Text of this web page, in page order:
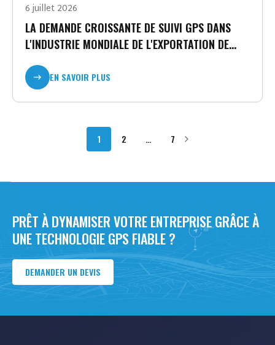
6 juillet 2026
LA DEMANDE CROISSANTE DE SUIVI GPS DANS
L'INDUSTRIE MONDIALE DE L'EXPORTATION DE
EN SAVOIR PLUS
N
A
T
I
O
1 2 … 7
PRÊT À DYNAMISER VOTRE ENTREPRISE GRÂCE À
UNE TECHNOLOGIE GPS FIABLE ?
DEMANDER UN DEVIS